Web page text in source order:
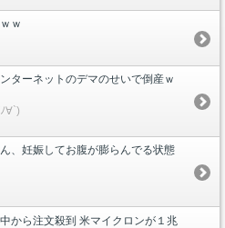
ｗ
ターネットのデマのせいで倒産ｗ
∀`)
、妊娠してお腹が膨らんでる状態
から注文殺到 米マイクロンが１兆